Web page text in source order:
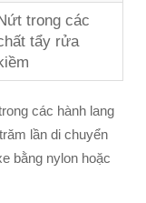
trong các
tẩy rửa
các hành lang
lần di chuyển
bằng nylon hoặc